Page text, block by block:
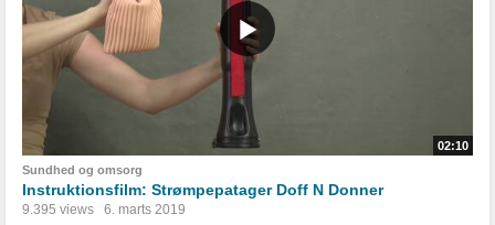
02:10
Sundhed og omsorg
Instruktionsfilm: Strømpepatager Doff N Donner
9.395 views 6. marts 2019